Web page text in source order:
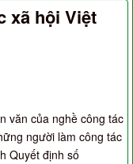
xã hội Việt
văn của nghề công tác
người làm công tác
Quyết định số